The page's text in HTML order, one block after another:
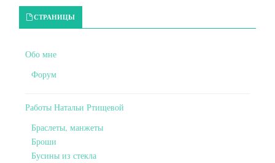
Primary Sidebar
СТРАНИЦЫ
Обо мне
Форум
Работы Натальи Ртищевой
Браслеты, манжеты
Броши
Бусины из стекла